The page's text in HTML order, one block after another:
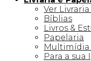
Ver
Bíblias
Livros &
Papelaria
Multimídia
Para a sua